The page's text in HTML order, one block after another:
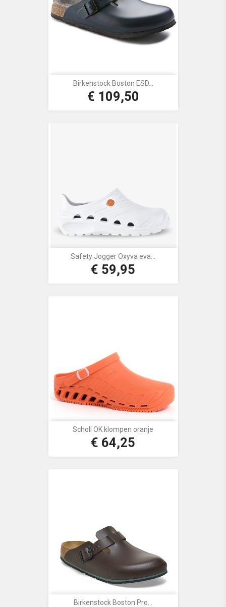
Birkenstock Boston ESD...
Prijs
€ 109,50
Safety Jogger Oxyva eva...
Prijs
€ 59,95
Scholl OK klompen oranje
Prijs
€ 64,25
Birkenstock Boston Pro...